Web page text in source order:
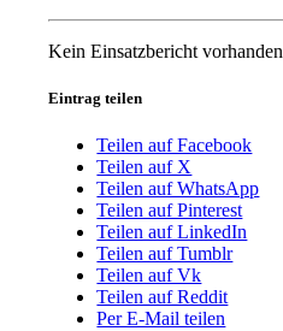
Kein Einsatzbericht vorhanden
Eintrag teilen
Teilen auf Facebook
Teilen auf X
Teilen auf WhatsApp
Teilen auf Pinterest
Teilen auf LinkedIn
Teilen auf Tumblr
Teilen auf Vk
Teilen auf Reddit
Per E-Mail teilen